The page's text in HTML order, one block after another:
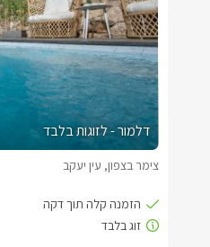
דלמור - לזוגות בלבד
צימר בצפון, עין יעקב